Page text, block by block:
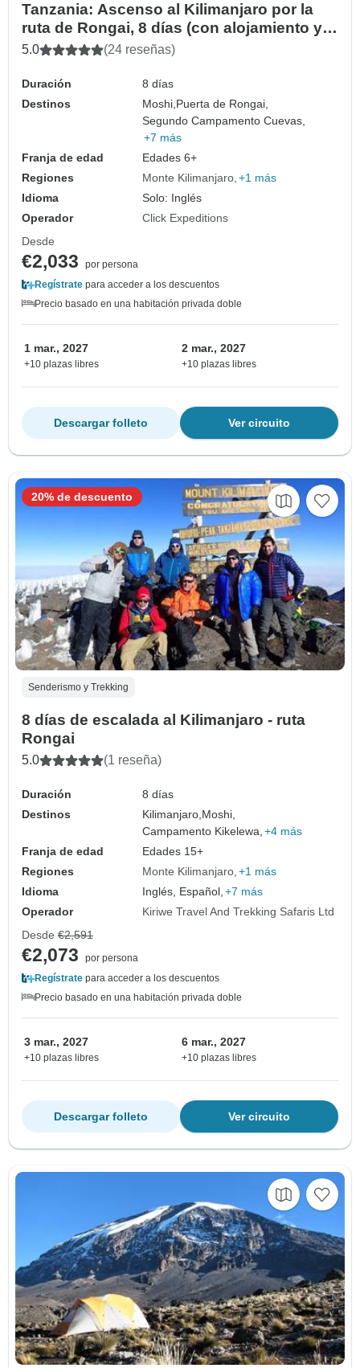
Tanzania: Ascenso al Kilimanjaro por la
ruta de Rongai, 8 días (con alojamiento y
transporte incluidos)
5.0 (24 reseñas)
Duración
8 días
Destinos
Moshi,Puerta de Rongai,
Segundo Campamento Cuevas,
+7 más
Franja de edad
Edades 6+
Regiones
Monte Kilimanjaro +1 más
Idioma
Solo: Inglés
Operador
Click Expeditions
Desde
€2,033
por persona
Regístrate para acceder a los descuentos
Precio basado en una habitación privada doble
1 mar., 2027
+10 plazas libres
2 mar., 2027
+10 plazas libres
Ver circuito
Descargar folleto
Senderismo y Trekking
8 días de escalada al Kilimanjaro - ruta
Rongai
5.0 (1 reseña)
Duración
8 días
Destinos
Kilimanjaro,Moshi,
Campamento Kikelewa, +4 más
Franja de edad
Edades 15+
Regiones
Monte Kilimanjaro +1 más
Idioma
Inglés, Español, +7 más
Operador
Kiriwe Travel And Trekking Safaris Ltd
20% de descuento
Desde €2,591
€2,073
por persona
Regístrate para acceder a los descuentos
Precio basado en una habitación privada doble
3 mar., 2027
+10 plazas libres
6 mar., 2027
+10 plazas libres
Ver circuito
Descargar folleto